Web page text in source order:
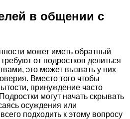
в общении с
может иметь обратный
от подростков делиться
это может вызвать у них
Вместо того чтобы
принуждение часто
могут начать скрывать
осуждения или
подходить к этому вопросу